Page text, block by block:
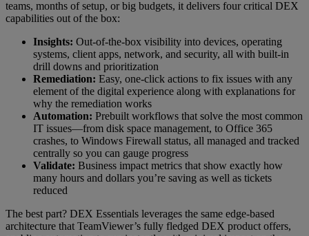
teams, months of setup, or big budgets, it delivers four critical DEX
capabilities out of the box:
Insights: Out-of-the-box visibility into devices, operating
systems, client apps, network, and security, all with built-in
drill downs and prioritization
Remediation: Easy, one-click actions to fix issues with any
element of the digital experience along with explanations for
why the remediation works
Automation: Prebuilt workflows that solve the most common
IT issues—from disk space management, to Office 365
crashes, to Windows Firewall status, all managed and tracked
centrally so you can gauge progress
Validate: Business impact metrics that show exactly how
many hours and dollars you’re saving as well as tickets
reduced
The best part? DEX Essentials leverages the same edge-based
architecture that TeamViewer’s fully fledged DEX product offers,